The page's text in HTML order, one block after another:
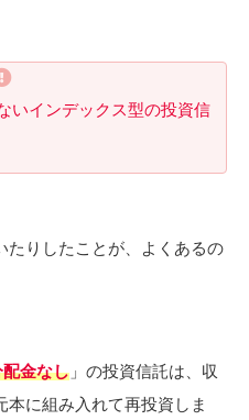
いインデックス型の投資信
たりしたことが、よくあるの
配金なし 」の投資信託は、収
に組み入れて再投資しま